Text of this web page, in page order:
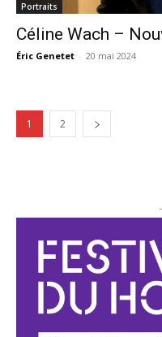
Portraits
Céline Wach –
Éric Genetet - 20 mai 2024
1 2